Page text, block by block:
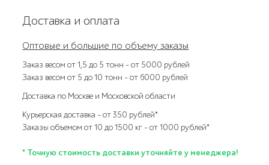
Доставка и оплата
Оптовые и большие по объему заказы
Заказ весом от 1,5 до 5 тонн – от 5000 рублей
Заказ весом от 5 до 10 тонн – от 6000 рублей
Доставка по Москве и Московской области
Курьерская доставка – от 350 рублей*
Заказы объемом от 10 до 1500 кг – от 1000 рублей*
* Точную стоимость доставки уточняйте у менеджера!